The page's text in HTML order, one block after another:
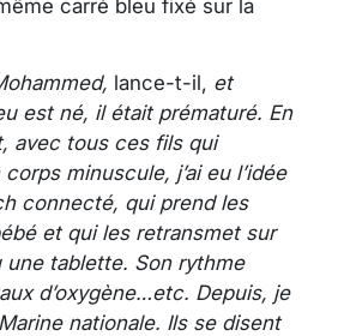
carré bleu fixé sur la
lance-t-il, et
est né, il était prématuré. En
avec tous ces fils qui
minuscule, j’ai eu l’idée
connecté, qui prend les
et qui les retransmet sur
une tablette. Son rythme
d’oxygène…etc. Depuis, je
nationale. Ils se disent